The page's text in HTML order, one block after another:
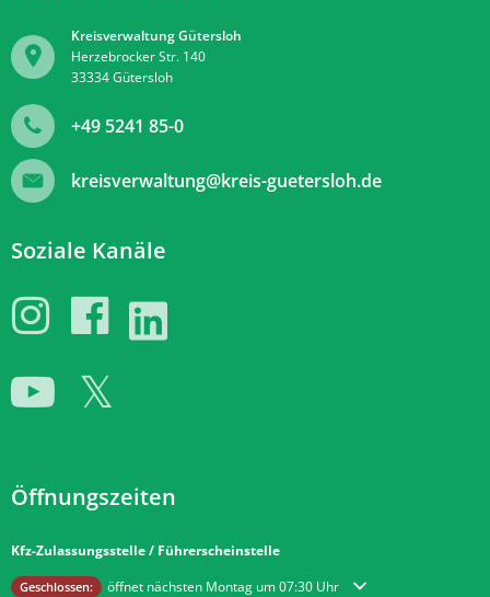
Kreisverwaltung Gütersloh
Herzebrocker Str. 140
33334Gütersloh
+49 5241 85-0
kreisverwaltung@kreis-guetersloh.de
Soziale Kanäle
Öffnungszeiten
Kfz-Zulassungsstelle / Führerscheinstelle
Klicken, um weitere Öffnungs- oder Schließzeiten auszublenden
Geschlossen: öffnet nächsten Montag um 07:30 Uhr